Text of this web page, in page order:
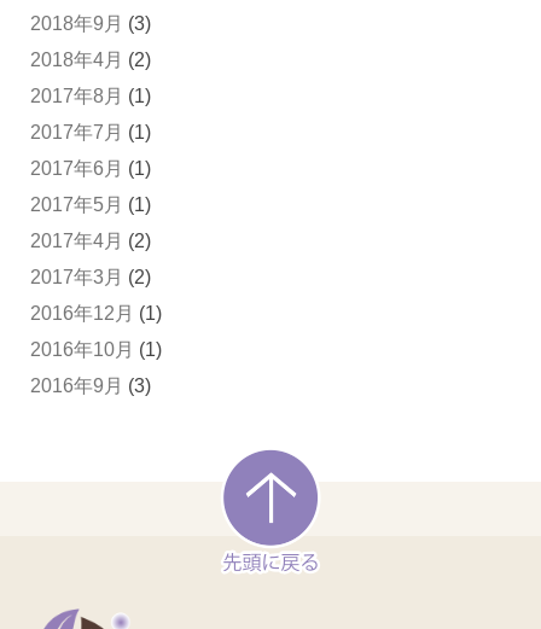
2018年9月 (3)
2018年4月 (2)
2017年8月 (1)
2017年7月 (1)
2017年6月 (1)
2017年5月 (1)
2017年4月 (2)
2017年3月 (2)
2016年12月 (1)
2016年10月 (1)
2016年9月 (3)